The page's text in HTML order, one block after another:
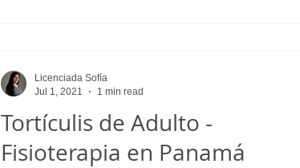
Tortículis de Adulto -
Fisioterapia en Panamá
Licenciada Sofía
Jul 1, 2021
1 min read